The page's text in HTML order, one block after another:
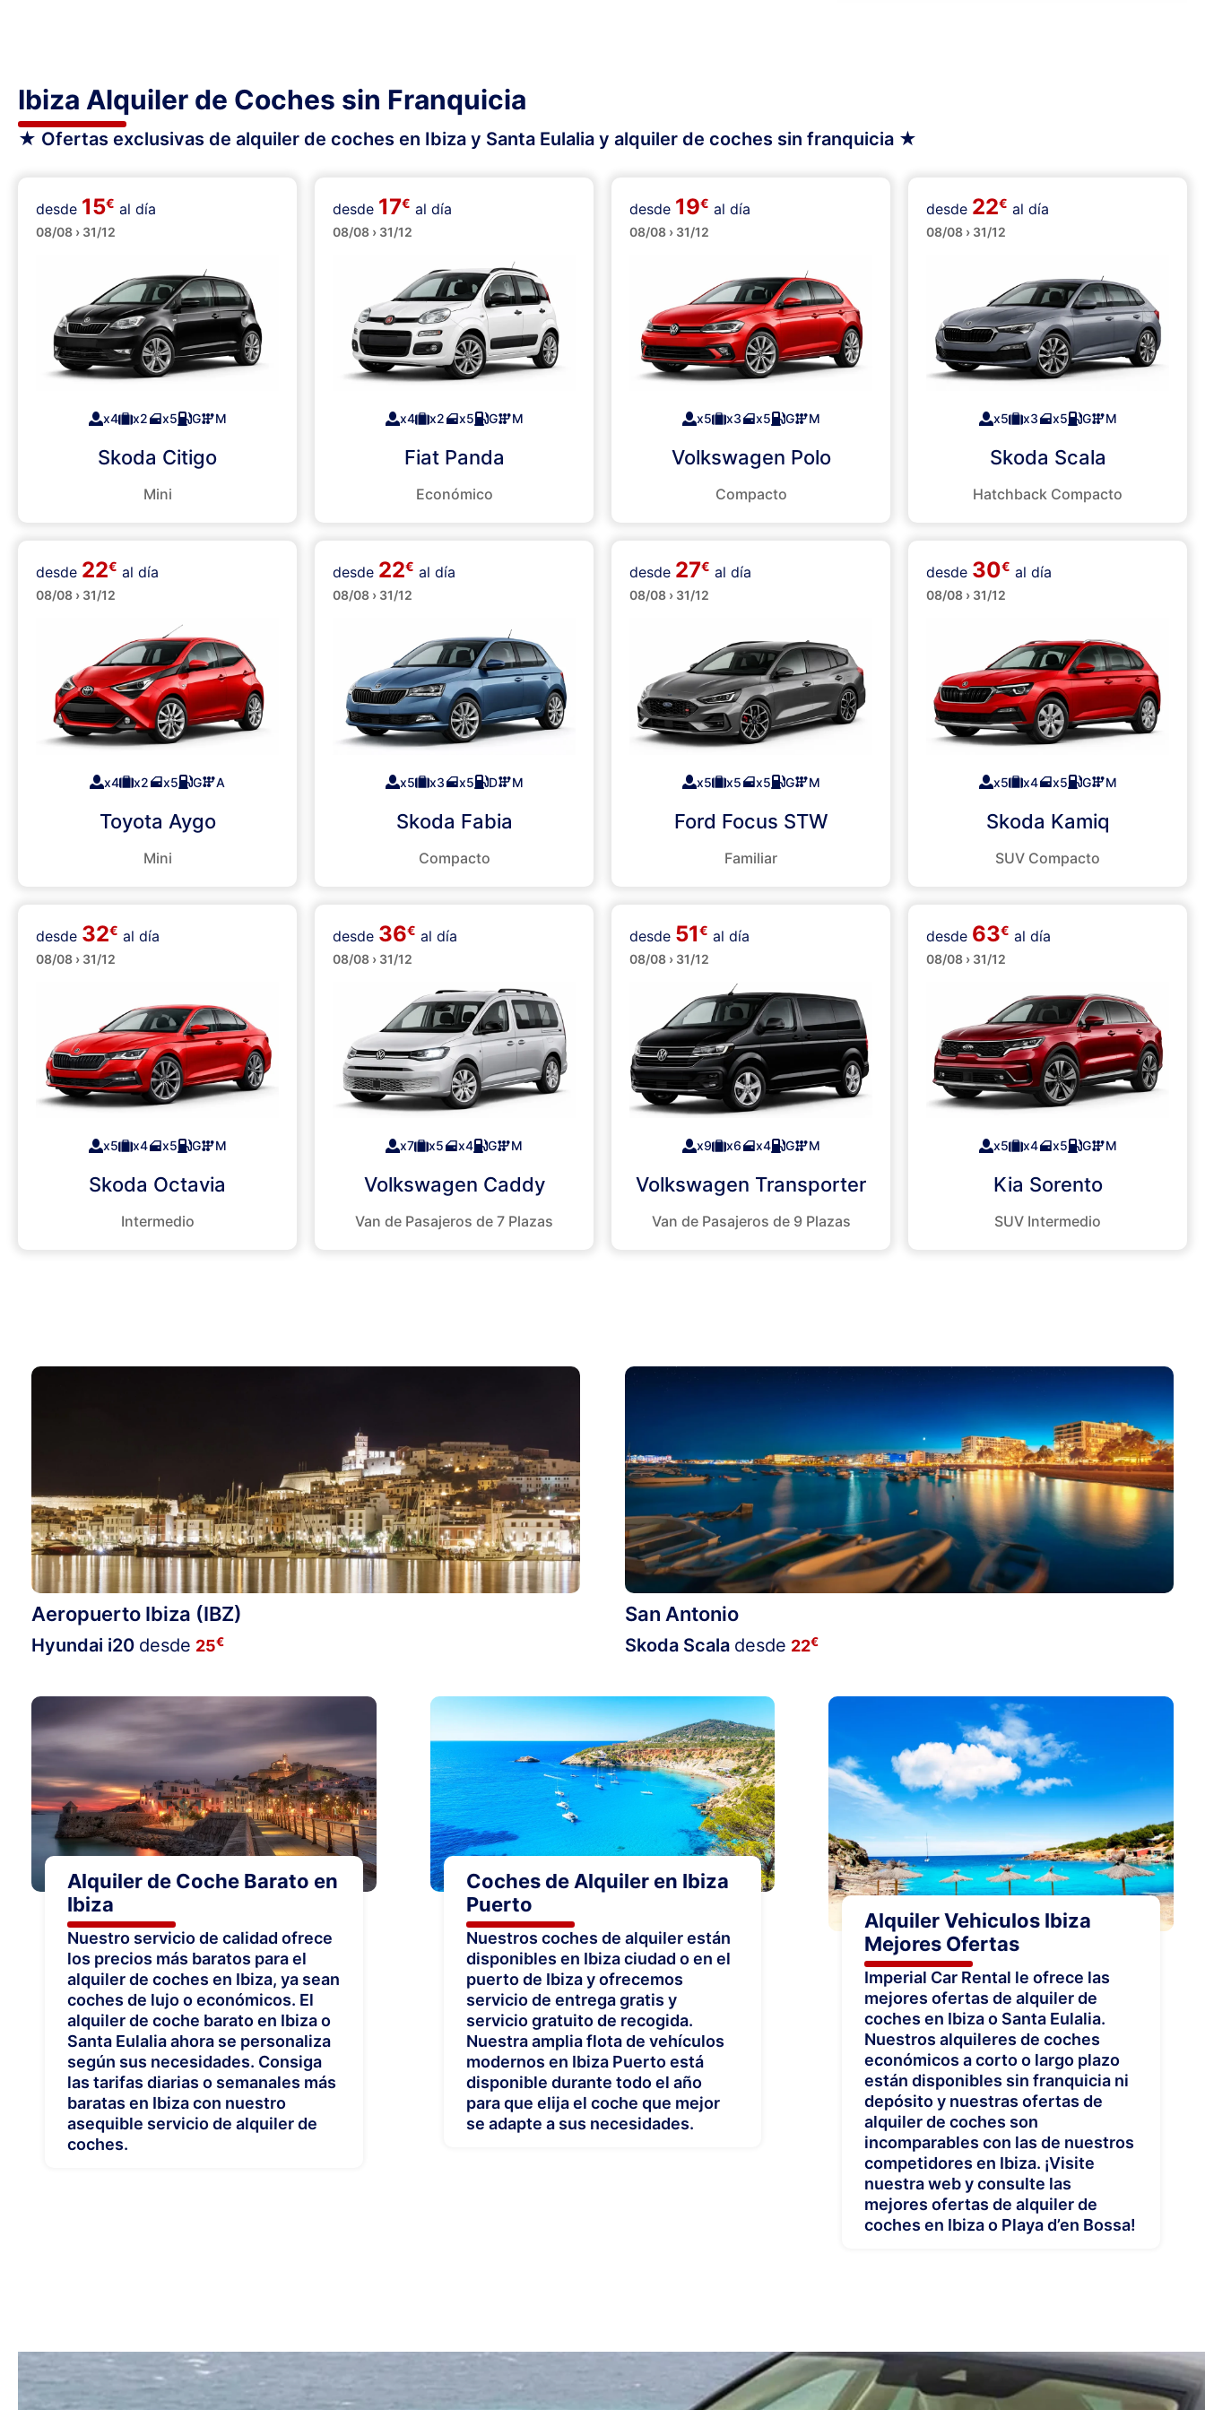
Ibiza Alquiler de Coches sin Franquicia
★ Ofertas exclusivas de alquiler de coches en Ibiza y Santa Eulalia y alquiler de coches sin franquicia ★
Pequeños
desde 15€ al día
08/08 › 31/12
x4 x2 x5 G M
Skoda Citigo
Mini
Pequeños
desde 17€ al día
08/08 › 31/12
x4 x2 x5 G M
Fiat Panda
Económico
Medianos
desde 19€ al día
08/08 › 31/12
x5 x3 x5 G M
Volkswagen Polo
Compacto
Medianos
desde 22€ al día
08/08 › 31/12
x5 x3 x5 G M
Skoda Scala
Hatchback Compacto
Pequeños
desde 22€ al día
08/08 › 31/12
x4 x2 x5 G A
Toyota Aygo
Mini
Medianos
desde 22€ al día
08/08 › 31/12
x5 x3 x5 D M
Skoda Fabia
Compacto
Familiares
desde 27€ al día
08/08 › 31/12
x5 x5 x5 G M
Ford Focus STW
Familiar
SUVs
desde 30€ al día
08/08 › 31/12
x5 x4 x5 G M
Skoda Kamiq
SUV Compacto
Grandes
desde 32€ al día
08/08 › 31/12
x5 x4 x5 G M
Skoda Octavia
Intermedio
Minibuses
desde 36€ al día
08/08 › 31/12
x7 x5 x4 G M
Volkswagen Caddy
Van de Pasajeros de 7 Plazas
Minibuses
desde 51€ al día
08/08 › 31/12
x9 x6 x4 G M
Volkswagen Transporter
Van de Pasajeros de 9 Plazas
SUVs
desde 63€ al día
08/08 › 31/12
x5 x4 x5 G M
Kia Sorento
SUV Intermedio
Aeropuerto Ibiza (IBZ)
Hyundai i20 desde 25€
San Antonio
Skoda Scala desde 22€
Alquiler de Coche Barato en
Ibiza
Nuestro servicio de calidad ofrece
los precios más baratos para el
alquiler de coches en Ibiza, ya sean
coches de lujo o económicos. El
alquiler de coche barato en Ibiza o
Santa Eulalia ahora se personaliza
según sus necesidades. Consiga
las tarifas diarias o semanales más
baratas en Ibiza con nuestro
asequible servicio de alquiler de
coches.
Coches de Alquiler en Ibiza
Puerto
Nuestros coches de alquiler están
disponibles en Ibiza ciudad o en el
puerto de Ibiza y ofrecemos
servicio de entrega gratis y
servicio gratuito de recogida.
Nuestra amplia flota de vehículos
modernos en Ibiza Puerto está
disponible durante todo el año
para que elija el coche que mejor
se adapte a sus necesidades.
Alquiler Vehiculos Ibiza
Mejores Ofertas
Imperial Car Rental le ofrece las
mejores ofertas de alquiler de
coches en Ibiza o Santa Eulalia.
Nuestros alquileres de coches
económicos a corto o largo plazo
están disponibles sin franquicia ni
depósito y nuestras ofertas de
alquiler de coches son
incomparables con las de nuestros
competidores en Ibiza. ¡Visite
nuestra web y consulte las
mejores ofertas de alquiler de
coches en Ibiza o Playa d’en Bossa!